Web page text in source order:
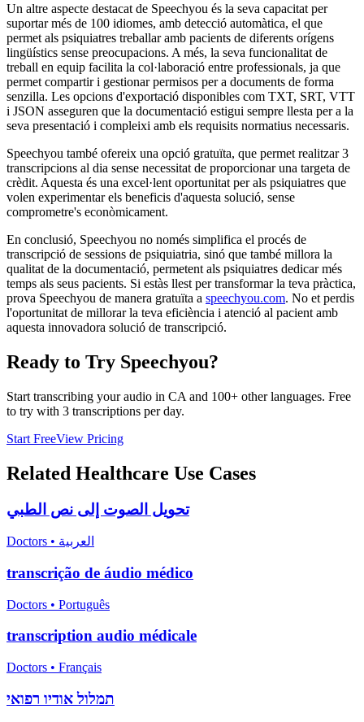
Un altre aspecte destacat de Speechyou és la seva capacitat per
suportar més de 100 idiomes, amb detecció automàtica, el que
permet als psiquiatres treballar amb pacients de diferents orígens
lingüístics sense preocupacions. A més, la seva funcionalitat de
treball en equip facilita la col·laboració entre professionals, ja que
permet compartir i gestionar permisos per a documents de forma
senzilla. Les opcions d'exportació disponibles com TXT, SRT, VTT
i JSON asseguren que la documentació estigui sempre llesta per a la
seva presentació i compleixi amb els requisits normatius necessaris.
Speechyou també ofereix una opció gratuïta, que permet realitzar 3
transcripcions al dia sense necessitat de proporcionar una targeta de
crèdit. Aquesta és una excel·lent oportunitat per als psiquiatres que
volen experimentar els beneficis d'aquesta solució, sense
comprometre's econòmicament.
En conclusió, Speechyou no només simplifica el procés de
transcripció de sessions de psiquiatria, sinó que també millora la
qualitat de la documentació, permetent als psiquiatres dedicar més
temps als seus pacients. Si estàs llest per transformar la teva pràctica,
prova Speechyou de manera gratuïta a speechyou.com. No et perdis
l'oportunitat de millorar la teva eficiència i atenció al pacient amb
aquesta innovadora solució de transcripció.
Ready to Try Speechyou?
Start transcribing your audio in CA and 100+ other languages. Free
to try with 3 transcriptions per day.
Start FreeView Pricing
Related Healthcare Use Cases
تحويل الصوت إلى نص الطبي
Doctors • العربية
transcrição de áudio médico
Doctors • Português
transcription audio médicale
Doctors • Français
תמלול אודיו רפואי